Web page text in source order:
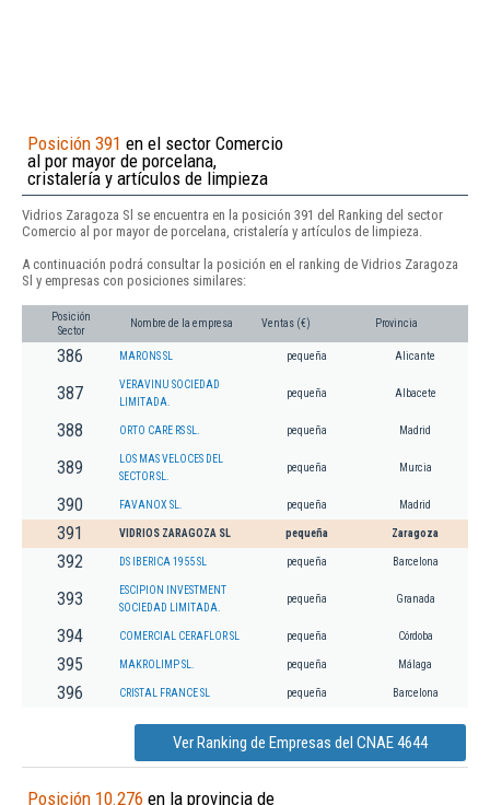
Posición 391 en el sector Comercio
al por mayor de porcelana,
cristalería y artículos de limpieza
Vidrios Zaragoza Sl se encuentra en la posición 391 del Ranking del sector
Comercio al por mayor de porcelana, cristalería y artículos de limpieza.
A continuación podrá consultar la posición en el ranking de Vidrios Zaragoza
Sl y empresas con posiciones similares:
Posición
Sector
Nombre de la empresa Ventas (€) Provincia
386 MARONS SL pequeña Alicante
387
VERAVINU SOCIEDAD
LIMITADA.
pequeña Albacete
388 ORTO CARE RS SL. pequeña Madrid
389
LOS MAS VELOCES DEL
SECTOR SL.
pequeña Murcia
390 FAVANOX SL. pequeña Madrid
391 VIDRIOS ZARAGOZA SL pequeña Zaragoza
392 DS IBERICA 1955 SL pequeña Barcelona
393
ESCIPION INVESTMENT
SOCIEDAD LIMITADA.
pequeña Granada
394 COMERCIAL CERAFLOR SL pequeña Córdoba
395 MAKROLIMP SL. pequeña Málaga
396 CRISTAL FRANCE SL pequeña Barcelona
Ver Ranking de Empresas del CNAE 4644
Posición 10.276 en la provincia de